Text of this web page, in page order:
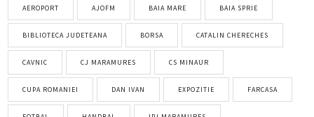
AEROPORT AJOFM BAIA MARE BAIA SPRIE
BIBLIOTECA JUDETEANA BORSA CATALIN CHERECHES
CAVNIC CJ MARAMURES CS MINAUR
CUPA ROMANIEI DAN IVAN EXPOZITIE FARCASA